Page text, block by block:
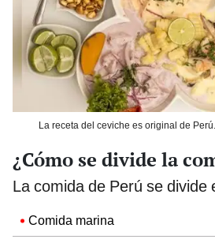
La receta del ceviche es original de
¿Cómo se divide la
La comida de Perú se divide
Comida marina